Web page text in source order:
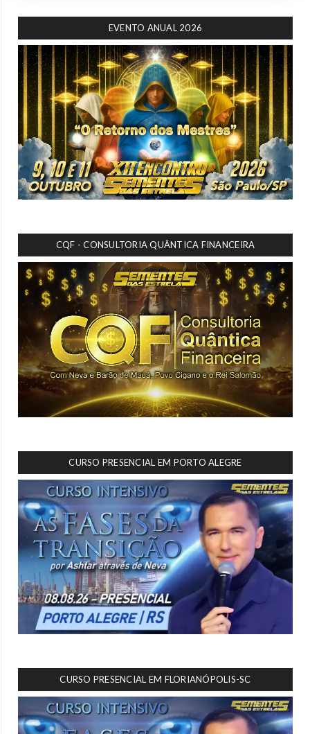
EVENTO ANUAL 2026
CQF - CONSULTORIA QUÂNTICA FINANCEIRA
CURSO PRESENCIAL EM PORTO ALEGRE
CURSO PRESENCIAL EM FLORIANÓPOLIS-SC